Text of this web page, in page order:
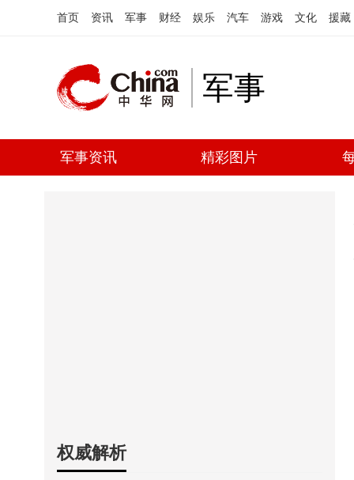
首页 资讯 军事 财经 娱乐 汽车 游戏 文化 援藏
军事
军事资讯 精彩图片
权威解析